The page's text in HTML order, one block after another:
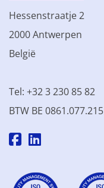
Hessenstraatje 2
2000 Antwerpen
België
Tel: +32 3 230 85 82
BTW BE 0861.077.215